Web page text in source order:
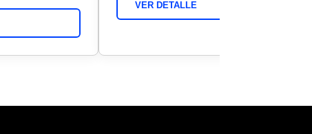
VER DETALLE